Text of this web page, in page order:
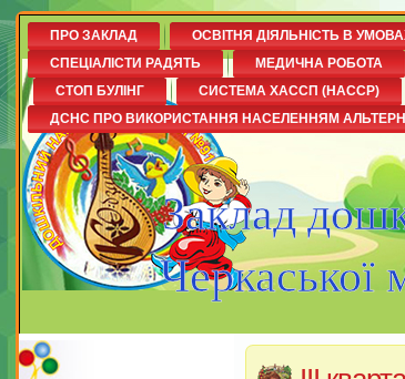
Заклад
Черкаської
ПРО ЗАКЛАД ОСВІТНЯ ДІЯЛЬНІСТЬ В
СПЕЦІАЛІСТИ РАДЯТЬ
МЕДИЧНА РОБОТА
СТОП БУЛІНГ
СИСТЕМА ХАССП (НАССР)
ДСНС ПРО ВИКОРИСТАННЯ НАСЕЛЕННЯМ